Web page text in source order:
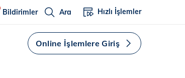
Bildirimler Ara Hızlı İşlemler
Online İşlemlere Giriş